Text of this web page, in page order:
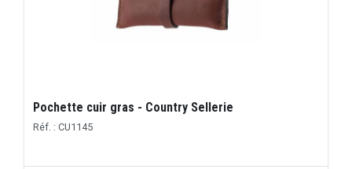
Pochette cuir gras - Country Sellerie
Réf. : CU1145